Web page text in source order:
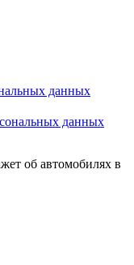
данных
данных
об автомобилях в